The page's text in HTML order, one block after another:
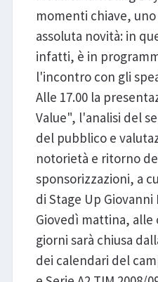
momenti chiave,
assoluta novità: in
infatti, è in
l'incontro con gli
Alle 17.00 la
Value", l'analisi del
del pubblico e
notorietà e ritorno
sponsorizzazioni, a
di Stage Up Giovanni
Giovedì mattina, alle
giorni sarà chiusa
dei calendari del